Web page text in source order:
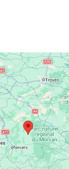
rondleiding
of (weg)treintje
de auto
met dieren
volgen
Restaurants
Streekgerechten
Streekproducten
Wijnen